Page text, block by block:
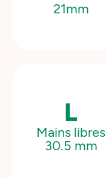
21mm
L
Mains libres
30.5 mm